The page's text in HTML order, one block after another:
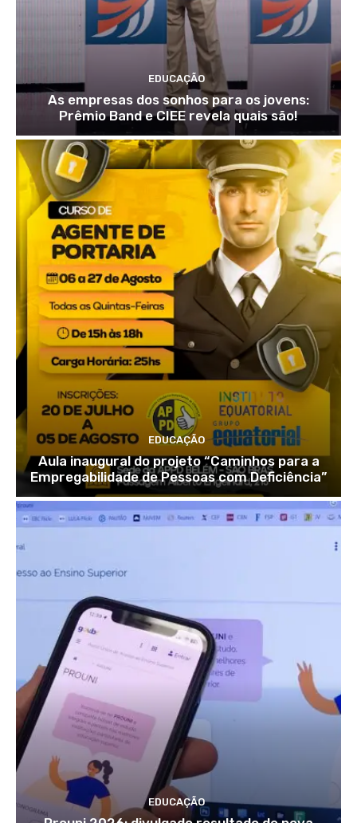
EDUCAÇÃO
As empresas dos sonhos para os jovens:
Prêmio Band e CIEE revela quais são!
EDUCAÇÃO
Aula inaugural do projeto “Caminhos para a
Empregabilidade de Pessoas com Deficiência”
EDUCAÇÃO